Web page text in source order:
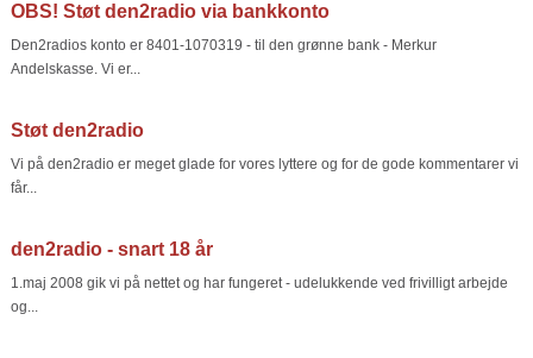
OBS! Støt den2radio via bankkonto
Den2radios konto er 8401-1070319 - til den grønne bank - Merkur
Andelskasse. Vi er...
Støt den2radio
Vi på den2radio er meget glade for vores lyttere og for de gode kommentarer vi
får...
den2radio - snart 18 år
1.maj 2008 gik vi på nettet og har fungeret - udelukkende ved frivilligt arbejde
og...